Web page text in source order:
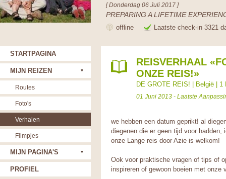
[ Donderdag 06 Juli 2017 ]
PREPARING A LIFETIME
offline Laatste check-in 3321
REISVERHAAL
ONZE REIS!»
DE GROTE REIS! België 1
01 Juni 2013 - Laatste
we hebben een datum geprikt! al
diegenen die er geen tijd voor
onze Lange reis door Azie is welkom!
Ook voor praktische vragen of tips of
inspireren of gewoon boeien met
STARTPAGINA
MIJN REIZEN
Routes
Foto's
Verhalen
Filmpjes
MIJN PAGINA'S
PROFIEL